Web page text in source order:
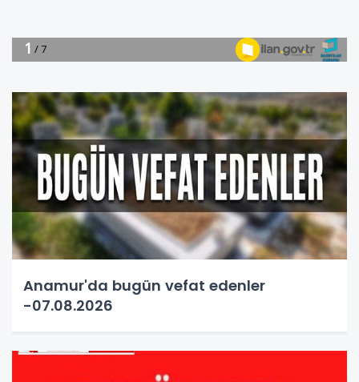
Anamur'da bugün vefat edenler
-07.08.2026